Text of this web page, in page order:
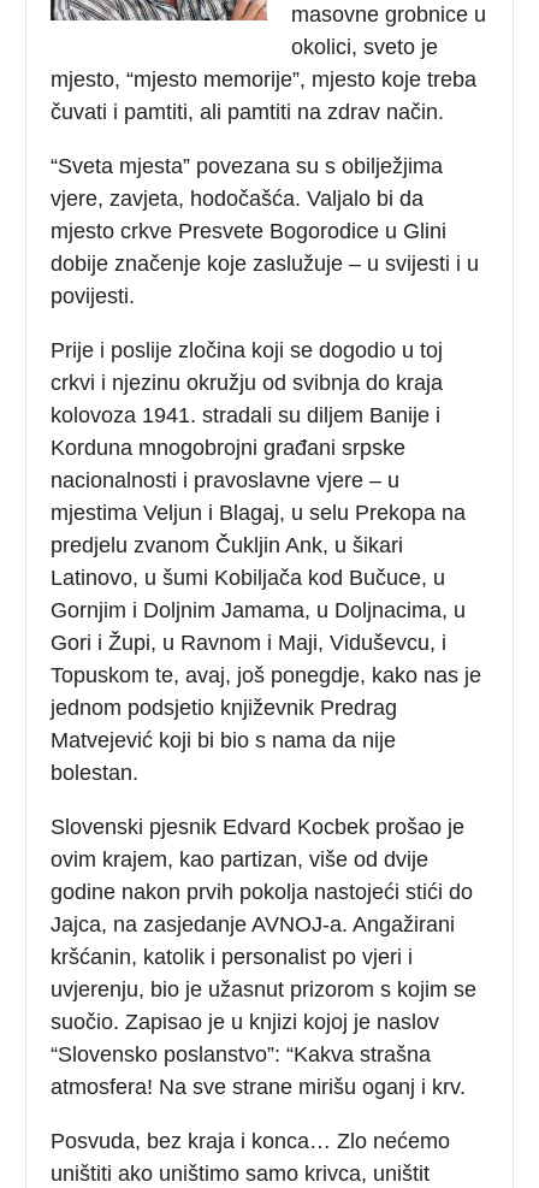
masovne grobnice u
okolici, sveto je
mjesto, “mjesto memorije”, mjesto koje treba
čuvati i pamtiti, ali pamtiti na zdrav način.
“Sveta mjesta” povezana su s obilježjima
vjere, zavjeta, hodočašća. Valjalo bi da
mjesto crkve Presvete Bogorodice u Glini
dobije značenje koje zaslužuje – u svijesti i u
povijesti.
Prije i poslije zločina koji se dogodio u toj
crkvi i njezinu okružju od svibnja do kraja
kolovoza 1941. stradali su diljem Banije i
Korduna mnogobrojni građani srpske
nacionalnosti i pravoslavne vjere – u
mjestima Veljun i Blagaj, u selu Prekopa na
predjelu zvanom Čukljin Ank, u šikari
Latinovo, u šumi Kobiljača kod Bučuce, u
Gornjim i Doljnim Jamama, u Doljnacima, u
Gori i Župi, u Ravnom i Maji, Viduševcu, i
Topuskom te, avaj, još ponegdje, kako nas je
jednom podsjetio književnik Predrag
Matvejević koji bi bio s nama da nije
bolestan.
Slovenski pjesnik Edvard Kocbek prošao je
ovim krajem, kao partizan, više od dvije
godine nakon prvih pokolja nastojeći stići do
Jajca, na zasjedanje AVNOJ-a. Angažirani
kršćanin, katolik i personalist po vjeri i
uvjerenju, bio je užasnut prizorom s kojim se
suočio. Zapisao je u knjizi kojoj je naslov
“Slovensko poslanstvo”: “Kakva strašna
atmosfera! Na sve strane mirišu oganj i krv.
Posvuda, bez kraja i konca… Zlo nećemo
uništiti ako uništimo samo krivca, uništit